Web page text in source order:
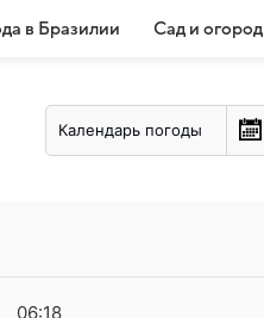
в Бразилии Сад и огород
Календарь погоды
06:18